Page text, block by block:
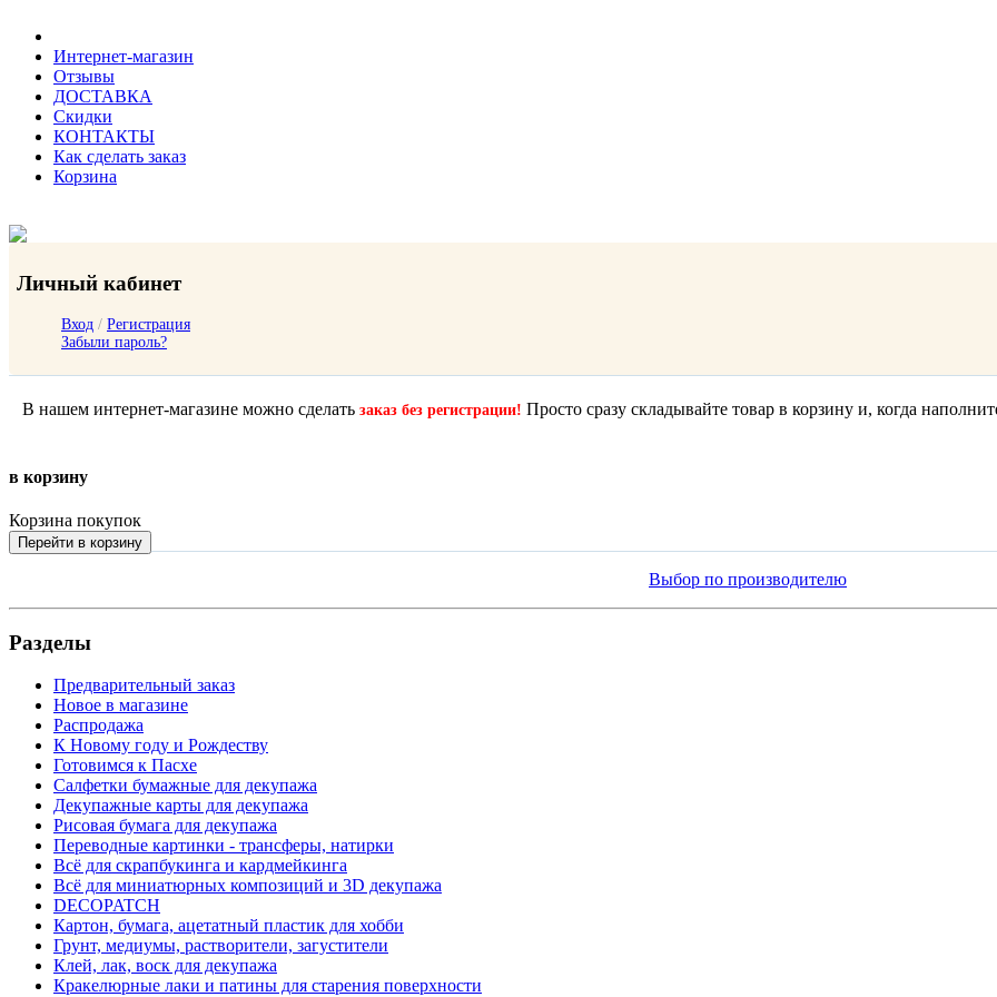
Интернет-магазин
Отзывы
ДОСТАВКА
Скидки
КОНТАКТЫ
Как сделать заказ
Корзина
Личный кабинет
Вход / Регистрация
Забыли пароль?
В нашем интернет-магазине можно сделать заказ без регистрации! Просто сразу складывайте товар в корзину и, когда
в корзину
Корзина покупок
Перейти в корзину
Выбор по производителю
Разделы
Предварительный заказ
Новое в магазине
Распродажа
К Новому году и Рождеству
Готовимся к Пасхе
Салфетки бумажные для декупажа
Декупажные карты для декупажа
Рисовая бумага для декупажа
Переводные картинки - трансферы, натирки
Всё для скрапбукинга и кардмейкинга
Всё для миниатюрных композиций и 3D декупажа
DECOPATCH
Картон, бумага, ацетатный пластик для хобби
Грунт, медиумы, растворители, загустители
Клей, лак, воск для декупажа
Кракелюрные лаки и патины для старения поверхности